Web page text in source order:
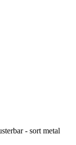
- sort metal